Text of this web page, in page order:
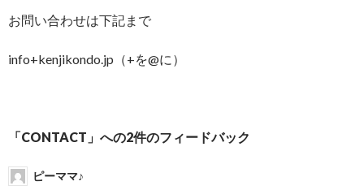
ス
ッ
お問い合わせは下記まで
info+kenjikondo.jp（+を@に）
「CONTACT」への2件のフィードバック
ピーママ♪